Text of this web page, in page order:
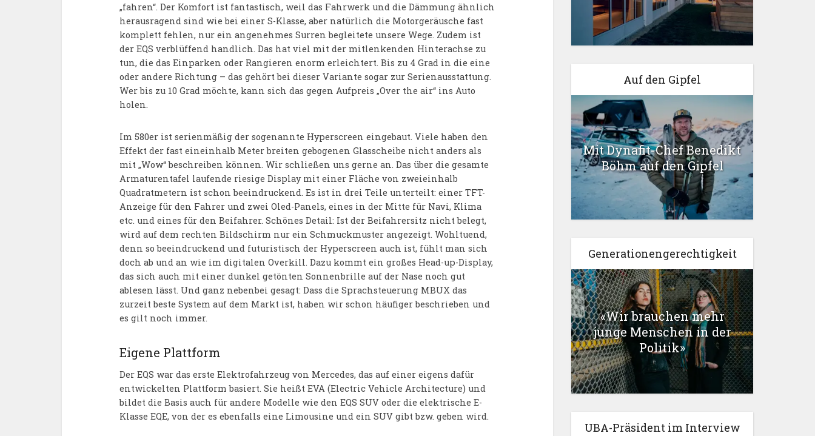
„fahren“. Der Komfort ist fantastisch, weil das Fahrwerk und die Dämmung ähnlich
herausragend sind wie bei einer S-Klasse, aber natürlich die Motorgeräusche fast
komplett fehlen, nur ein angenehmes Surren begleitete unsere Wege. Zudem ist
der EQS verblüffend handlich. Das hat viel mit der mitlenkenden Hinterachse zu
tun, die das Einparken oder Rangieren enorm erleichtert. Bis zu 4 Grad in die eine
oder andere Richtung – das gehört bei dieser Variante sogar zur Serienausstattung.
Wer bis zu 10 Grad möchte, kann sich das gegen Aufpreis „Over the air“ ins Auto
holen.
Im 580er ist serienmäßig der sogenannte Hyperscreen eingebaut. Viele haben den
Effekt der fast eineinhalb Meter breiten gebogenen Glasscheibe nicht anders als
mit „Wow“ beschreiben können. Wir schließen uns gerne an. Das über die gesamte
Armaturentafel laufende riesige Display mit einer Fläche von zweieinhalb
Quadratmetern ist schon beeindruckend. Es ist in drei Teile unterteilt: einer TFT-
Anzeige für den Fahrer und zwei Oled-Panels, eines in der Mitte für Navi, Klima
etc. und eines für den Beifahrer. Schönes Detail: Ist der Beifahrersitz nicht belegt,
wird auf dem rechten Bildschirm nur ein Schmuckmuster angezeigt. Wohltuend,
denn so beeindruckend und futuristisch der Hyperscreen auch ist, fühlt man sich
doch ab und an wie im digitalen Overkill. Dazu kommt ein großes Head-up-Display,
das sich auch mit einer dunkel getönten Sonnenbrille auf der Nase noch gut
ablesen lässt. Und ganz nebenbei gesagt: Dass die Sprachsteuerung MBUX das
zurzeit beste System auf dem Markt ist, haben wir schon häufiger beschrieben und
es gilt noch immer.
Eigene Plattform
Der EQS war das erste Elektrofahrzeug von Mercedes, das auf einer eigens dafür
entwickelten Plattform basiert. Sie heißt EVA (Electric Vehicle Architecture) und
bildet die Basis auch für andere Modelle wie den EQS SUV oder die elektrische E-
Klasse EQE, von der es ebenfalls eine Limousine und ein SUV gibt bzw. geben wird.
Auf den Gipfel
Mit Dynafit-Chef Benedikt
Böhm auf den Gipfel
Generationengerechtigkeit
«Wir brauchen mehr
junge Menschen in der
Politik»
UBA-Präsident im Interview